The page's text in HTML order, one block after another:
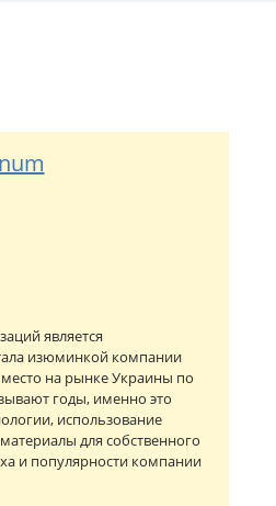
является
изюминкой компании
на рынке Украины по
годы, именно это
использование
для собственного
и популярности компании